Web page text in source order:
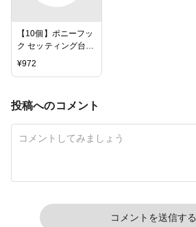
【10個】ポニーフッ
ク セッティング台付
ールド/デコ/ラウン
ツ/手作り/材料/ハン
¥972
投稿へのコメント
コメントを送信する